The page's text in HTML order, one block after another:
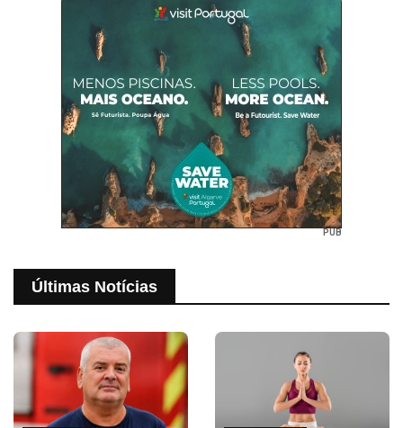
PUB
Últimas Notícias